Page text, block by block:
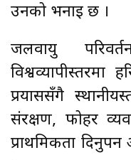
उनको भनाइ छ ।
जलवायु
विश्वव्यापीस्तरमा
प्रयाससँगै
संरक्षण, फोहर
प्राथमिकता